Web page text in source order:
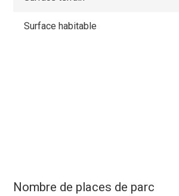
Surface habitable
Nombre de places de parc